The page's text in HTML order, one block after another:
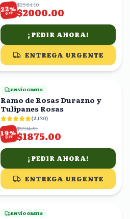
22%
OFF
$2564.10
$2000.00
¡PEDIR AHORA!
ENTREGA URGENTE
ENVÍO GRATIS
Ramo de Rosas Durazno y
Tulipanes Rosas
(2,130)
19%
OFF
$2314.81
$1875.00
¡PEDIR AHORA!
ENTREGA URGENTE
ENVÍO GRATIS